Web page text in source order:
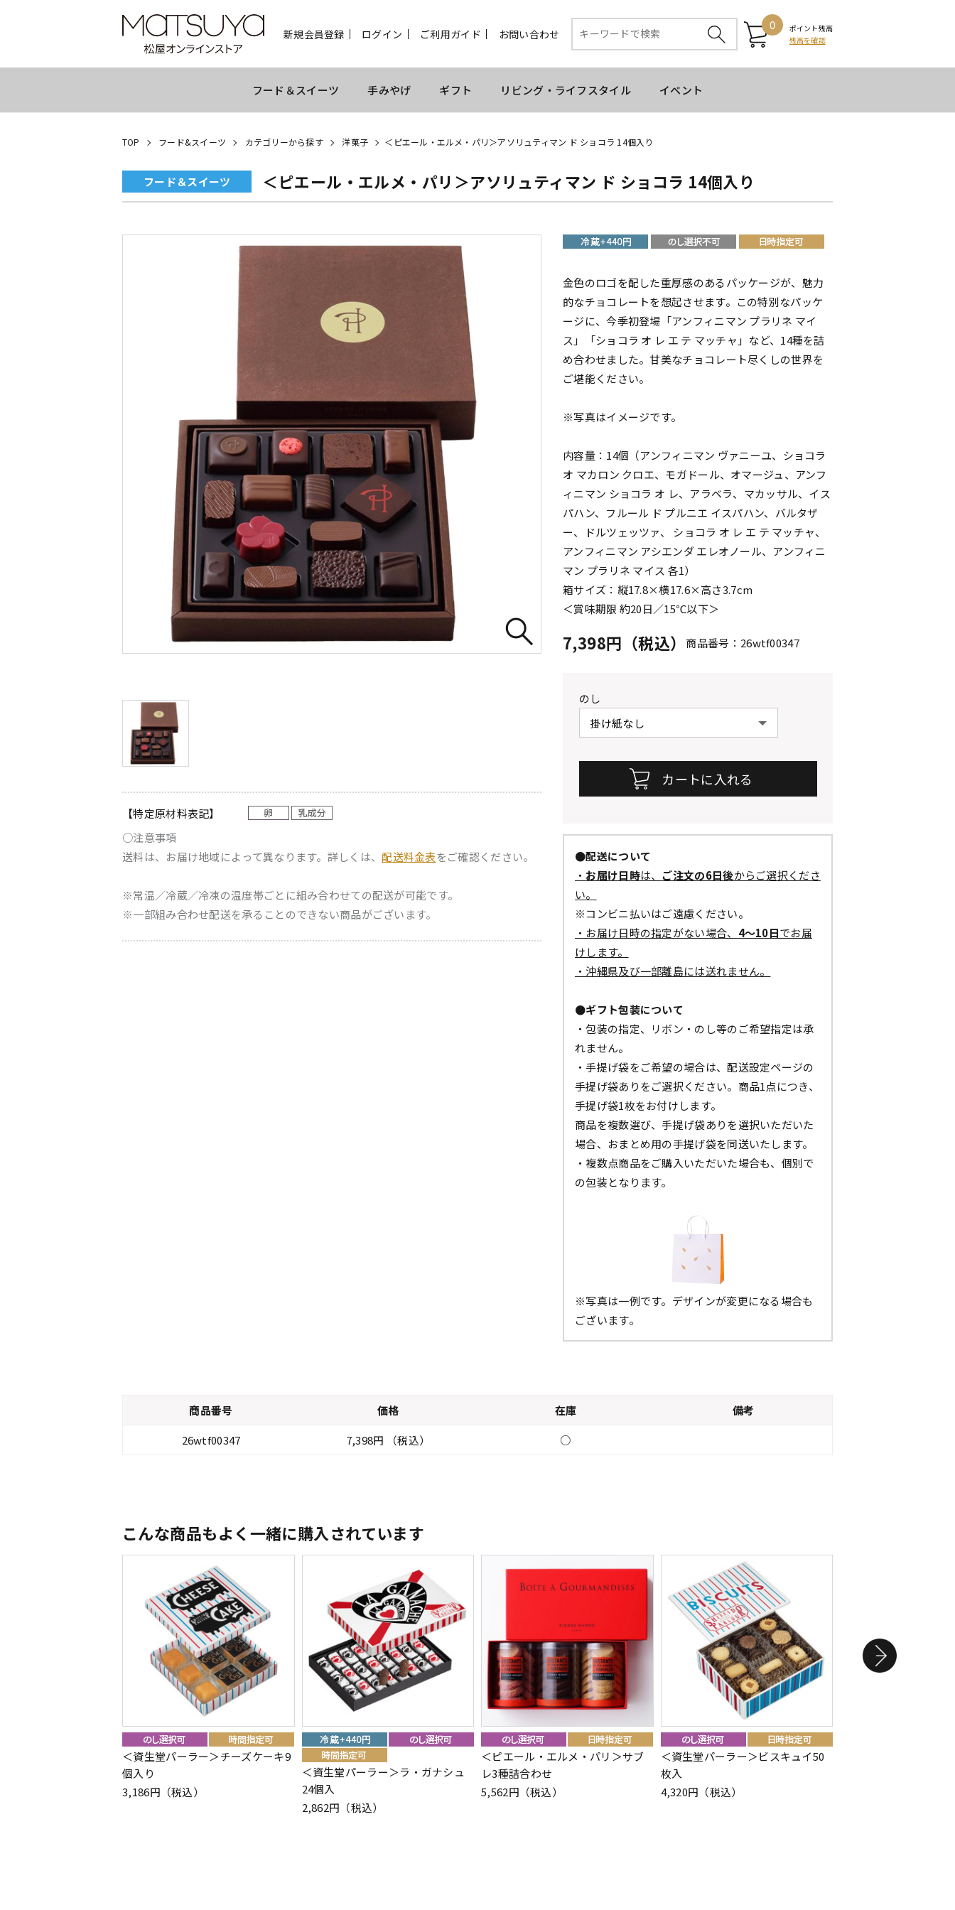
新規会員登録 ログイン ご利用ガイド お問い合わせ
0
ポイント残高
残高を確認
フード＆スイーツ 手みやげ ギフト リビング・ライフスタイル イベント
TOP フード&スイーツ カテゴリーから探す 洋菓子 ＜ピエール・エルメ・パリ＞アソリュティマン ド ショコラ 14個入り
フード＆スイーツ ＜ピエール・エルメ・パリ＞アソリュティマン ド ショコラ 14個入り
【特定原材料表記】
○注意事項
送料は、お届け地域によって異なります。詳しくは、配送料金表をご確認ください。
※常温／冷蔵／冷凍の温度帯ごとに組み合わせての配送が可能です。
※一部組み合わせ配送を承ることのできない商品がございます。
金色のロゴを配した重厚感のあるパッケージが、魅力
的なチョコレートを想起させます。この特別なパッケ
ージに、今季初登場「アンフィニマン プラリネ マイ
ス」「ショコラ オ レ エ テ マッチャ」など、14種を詰
め合わせました。甘美なチョコレート尽くしの世界を
ご堪能ください。
※写真はイメージです。
内容量：14個（アンフィニマン ヴァニーユ、ショコラ
オ マカロン クロエ、モガドール、オマージュ、アンフ
ィニマン ショコラ オ レ、アラベラ、マカッサル、イス
パハン、フルール ド プルニエ イスパハン、バルタザ
ー、ドルツェッツァ、 ショコラ オ レ エ テ マッチャ、
アンフィニマン アシエンダ エレオノール、アンフィニ
マン プラリネ マイス 各1）
箱サイズ：縦17.8×横17.6×高さ3.7cm
＜賞味期限 約20日／15℃以下＞
7,398円（税込） 商品番号：26wtf00347
のし
●配送について
・ お届け日時は、 ご注文の6日後からご選択くださ
い。
※コンビニ払いはご遠慮ください。
・お届け日時の指定がない場合、 4～10日でお届
けします。
・沖縄県及び一部離島には送れません。
●ギフト包装について
・包装の指定、リボン・のし等のご希望指定は承
れません。
・手提げ袋をご希望の場合は、配送設定ページの
手提げ袋ありをご選択ください。商品1点につき、
手提げ袋1枚をお付けします。
商品を複数選び、手提げ袋ありを選択いただいた
場合、おまとめ用の手提げ袋を同送いたします。
・複数点商品をご購入いただいた場合も、個別で
の包装となります。
※写真は一例です。デザインが変更になる場合も
ございます。
商品番号 価格 在庫
備考
26wtf00347
7,398円 （税込） ○
こんな商品もよく一緒に購入されています
＜資生堂パーラー＞チーズケーキ9
個入り
3,186円（税込）
＜資生堂パーラー＞ラ・ガナシュ
24個入
2,862円（税込）
＜ピエール・エルメ・パリ＞サブ
レ3種詰合わせ
5,562円（税込）
＜資生堂パーラー＞ビスキュイ50
枚入
4,320円（税込）